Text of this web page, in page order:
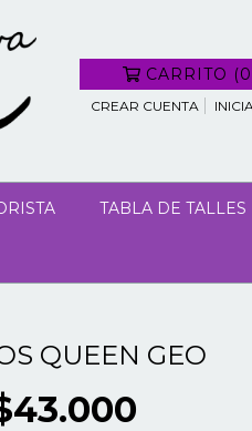
CARRITO (0
CREAR CUENTA
TABLA DE TALLES
QUEEN GEO